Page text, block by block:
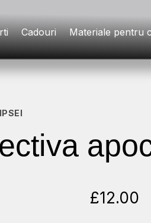
Cadouri Materiale pentru
£12.00